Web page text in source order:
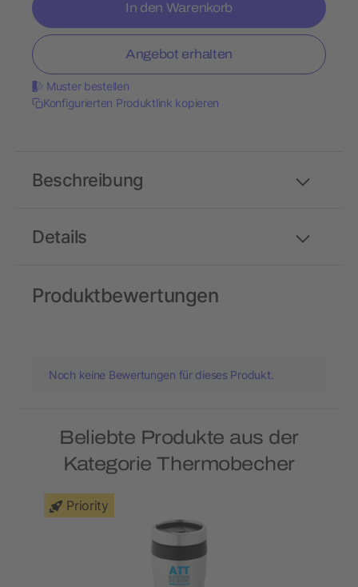
In den Warenkorb
Angebot erhalten
Muster bestellen
Konfigurierten Produktlink kopieren
Details
Beschreibung
Produktbewertungen
Noch keine Bewertungen für dieses Produkt.
Beliebte Produkte aus der
Kategorie Thermobecher
Priority